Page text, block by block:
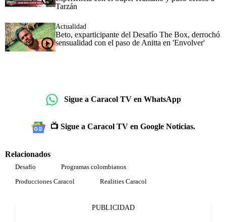
Tarzán
Actualidad
Beto, exparticipante del Desafío The Box, derrochó
sensualidad con el paso de Anitta en 'Envolver'
Sigue a Caracol TV en WhatsApp
📺 Sigue a Caracol TV en Google Noticias.
Relacionados
Desafío
Programas colombianos
Producciones Caracol
Realities Caracol
PUBLICIDAD